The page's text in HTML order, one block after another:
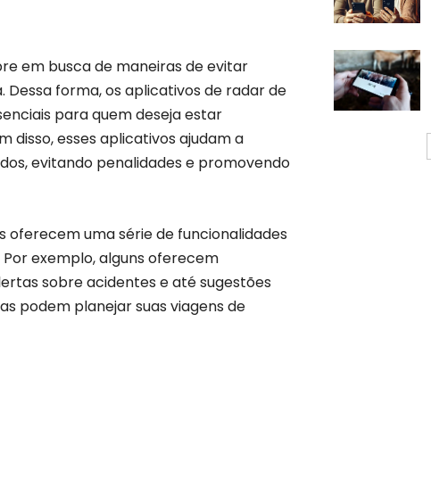
em busca de maneiras de evitar
forma, os aplicativos de radar de
para quem deseja estar
disso, esses aplicativos ajudam a
evitando penalidades e promovendo
uma série de funcionalidades
exemplo, alguns oferecem
sobre acidentes e até sugestões
podem planejar suas viagens de